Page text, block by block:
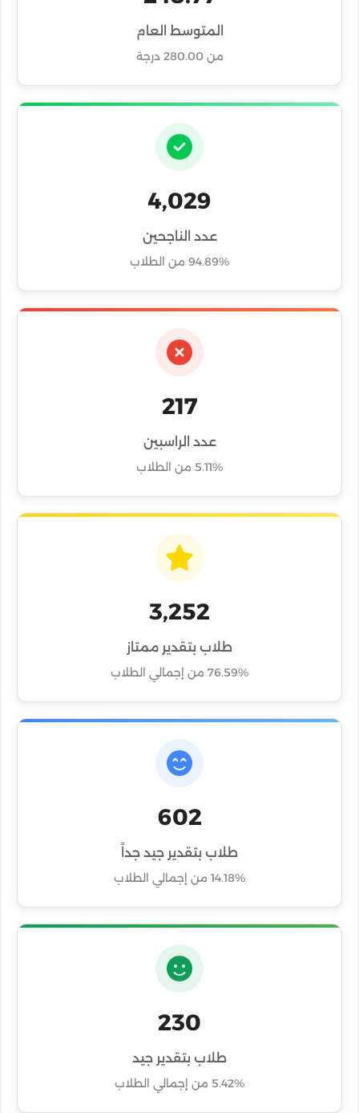
المتوسط العام
من 280.00 درجة
4,029
عدد الناجحين
94.89% من الطلاب
217
عدد الراسبين
5.11% من الطلاب
3,252
طلاب بتقدير ممتاز
76.59% من إجمالي الطلاب
602
طلاب بتقدير جيد جداً
14.18% من إجمالي الطلاب
230
طلاب بتقدير جيد
5.42% من إجمالي الطلاب